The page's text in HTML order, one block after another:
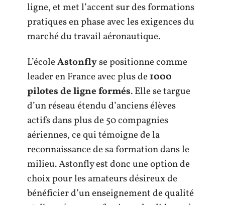
ligne, et met l’accent sur des formations
pratiques en phase avec les exigences du
marché du travail aéronautique.
L’écoleAstonflyse positionne comme
leader en France avec plus de1000
pilotes de ligne formés. Elle se targue
d’un réseau étendu d’anciens élèves
actifs dans plus de 50 compagnies
aériennes, ce qui témoigne de la
reconnaissance de sa formation dans le
milieu. Astonfly est donc une option de
choix pour les amateurs désireux de
bénéficier d’un enseignement de qualité